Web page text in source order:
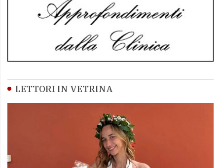
LETTORI IN VETRINA